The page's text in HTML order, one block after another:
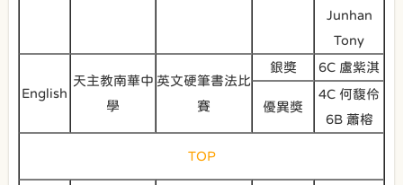
Junhan
Tony
English
天主教南華中
學
英文硬筆書法比
賽
銀奬 6C 盧紫淇
優異獎
4C 何馥伶
6B 蕭榕
TOP